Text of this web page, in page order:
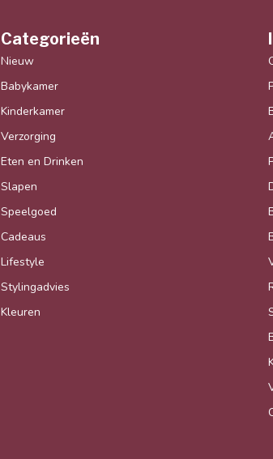
Categorieën
Nieuw
Babykamer
Kinderkamer
Verzorging
Eten en Drinken
Slapen
Speelgoed
Cadeaus
Lifestyle
Stylingadvies
Kleuren